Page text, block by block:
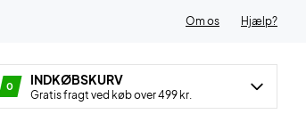
Om os Hjælp?
0 INDKØBSKURV
Gratis fragt ved køb over 499 kr.